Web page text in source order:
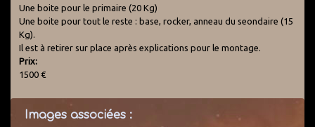
Une boite pour le primaire (20 Kg)
Une boite pour tout le reste : base, rocker, anneau du seondaire (15
Kg).
Il est à retirer sur place après explications pour le montage.
Prix:
1500 €
Images associées :